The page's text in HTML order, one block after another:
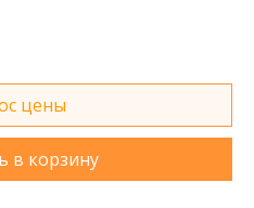
цены
в корзину